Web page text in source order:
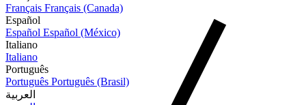
Français Français (Canada)
Español
Español Español (México)
Italiano
Italiano
Português
Português Português (Brasil)
العربية